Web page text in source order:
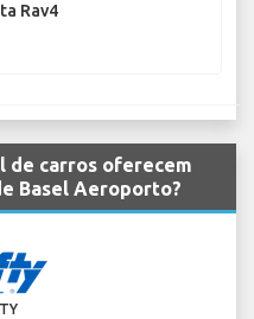
Rav4
de carros oferecem
Basel Aeroporto?